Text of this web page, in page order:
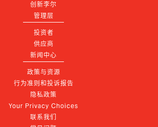
创新李尔
管理层
投资者
供应商
新闻中心
政策与资源
行为准则和投诉报告
隐私政策
Your Privacy Choices
联系我们